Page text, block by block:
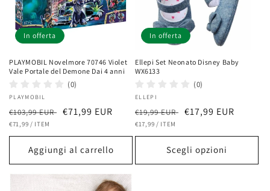
In offerta
PLAYMOBIL Novelmore 70746 Violet
Vale Portale del Demone Dai 4 anni
(0)
Fornitore:
PLAYMOBIL
Prezzo
di
listino
€103,99 EUR Prezzo
€71,99 EUR
PREZZO
€71,99 / PER
ITEM
Aggiungi al carrello
In offerta
Ellepi Set Neonato Disney Baby
WX6133
(0)
Fornitore:
ELLEPI
Prezzo
di
listino
€19,99 EUR Prezzo
€17,99 EUR
PREZZO
€17,99 / PER
ITEM
Scegli opzioni